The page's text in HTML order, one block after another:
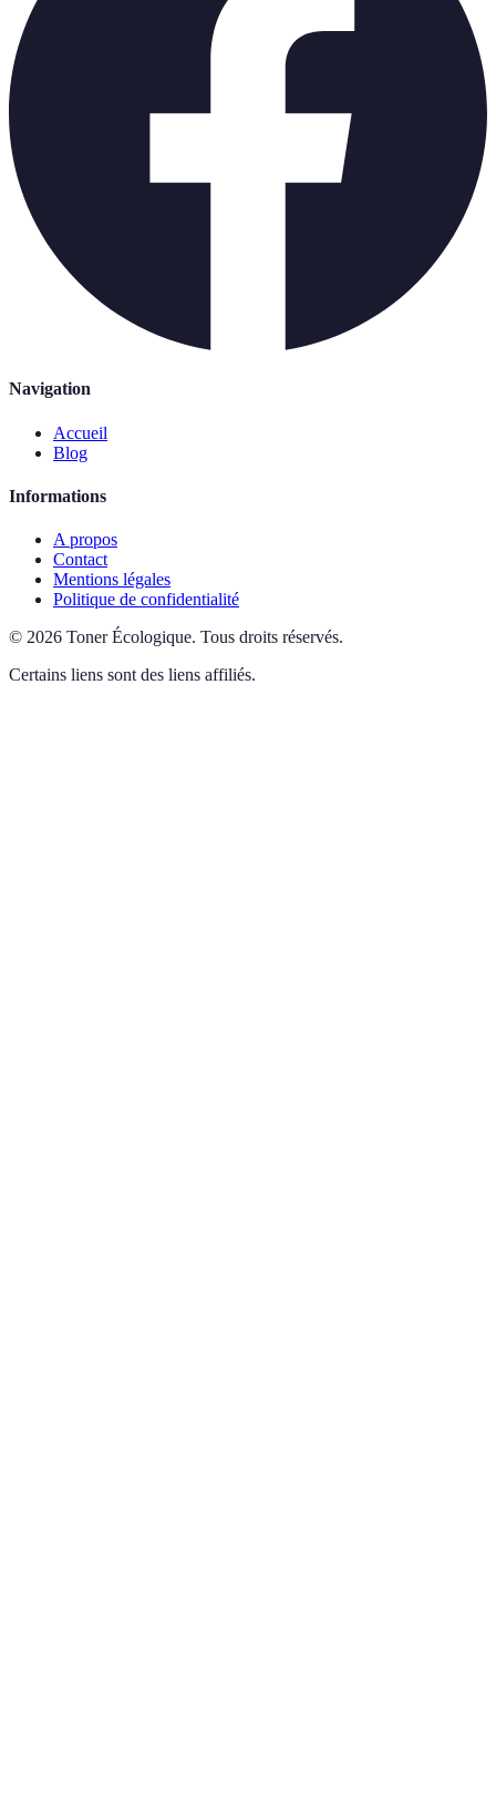
Navigation
Accueil
Blog
Informations
A propos
Contact
Mentions légales
Politique de confidentialité
© 2026 Toner Écologique. Tous droits réservés.
Certains liens sont des liens affiliés.